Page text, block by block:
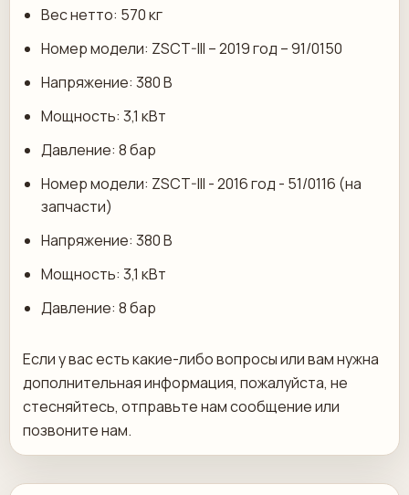
Вес нетто: 570 кг
Номер модели: ZSCT-III – 2019 год – 91/0150
Напряжение: 380 В
Мощность: 3,1 кВт
Давление: 8 бар
Номер модели: ZSCT-III - 2016 год - 51/0116 (на
запчасти)
Напряжение: 380 В
Мощность: 3,1 кВт
Давление: 8 бар
Если у вас есть какие-либо вопросы или вам нужна
дополнительная информация, пожалуйста, не
стесняйтесь, отправьте нам сообщение или
позвоните нам.